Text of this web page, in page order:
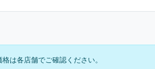
は各店舗でご確認ください。